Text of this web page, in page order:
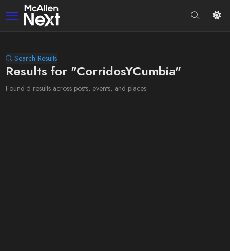
Search Results
Results for "CorridosYCumbia"
Found 5 results across posts, events, and places